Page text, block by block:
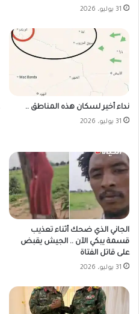
31 يوليو، 2026
نداء أخير لسكان هذه المناطق ..
31 يوليو، 2026
الجاني الذي ضحك أثناء تعذيب
قسمة يبكي الآن .. الجيش يقبض
على قاتل الفتاة
31 يوليو، 2026